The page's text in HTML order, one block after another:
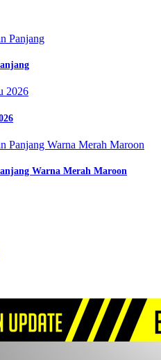
Warna Merah Maroon